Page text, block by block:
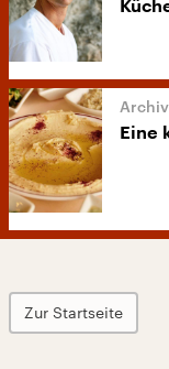
Eine
Zur Startseite